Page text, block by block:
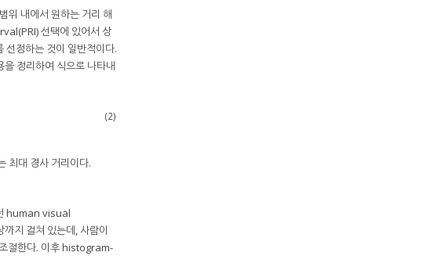
위 내에서 원하는 거리 해
선택에 있어서 상
선정하는 것이 일반적이다.
정리하여 식으로 나타내
(2)
최대 경사 거리이다.
human visual
지 걸쳐 있는데, 사람이
절한다. 이후 histogram-